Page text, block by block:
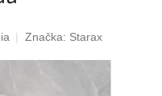
Značka: Starax